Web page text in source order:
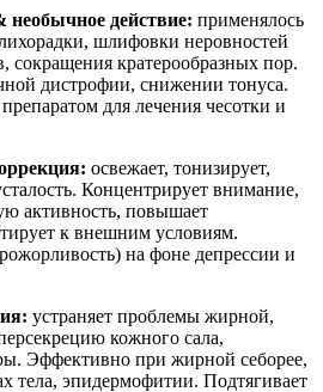
необычное действие: применялось
шлифовки неровностей
сокращения кратерообразных пор.
дистрофии, снижении тонуса.
для лечения чесотки и
освежает, тонизирует,
Концентрирует внимание,
активность, повышает
к внешним условиям.
на фоне депрессии и
устраняет проблемы жирной,
кожного сала,
Эффективно при жирной себорее,
тела, эпидермофитии. Подтягивает